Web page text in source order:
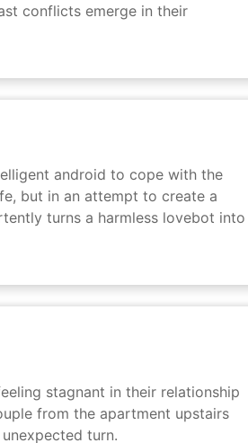
conflicts emerge in their
android to cope with the
but in an attempt to create a
turns a harmless lovebot into
stagnant in their relationship
from the apartment upstairs
turn.